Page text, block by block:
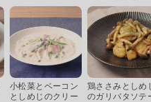
小松菜とベーコン
としめじのクリー
鶏ささみとしめ
のガリバタソテ